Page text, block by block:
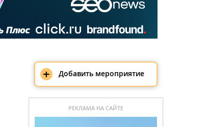
+ Добавить мероприятие
РЕКЛАМА НА САЙТЕ